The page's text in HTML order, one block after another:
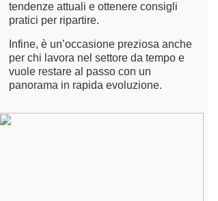
tendenze attuali e ottenere consigli
pratici per ripartire.
Infine, è un’occasione preziosa anche
per chi lavora nel settore da tempo e
vuole restare al passo con un
panorama in rapida evoluzione.